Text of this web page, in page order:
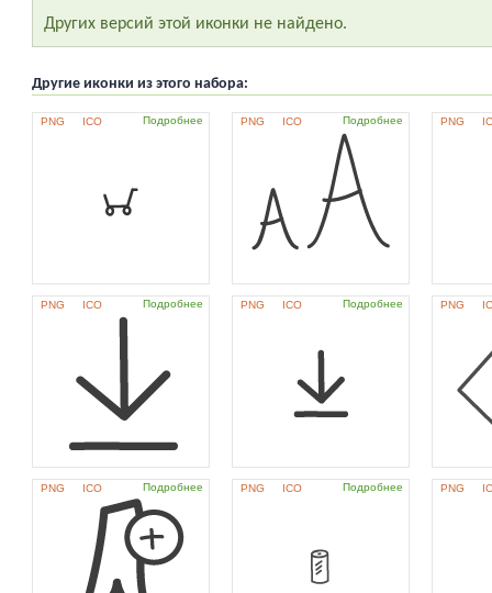
Других версий этой иконки не найдено.
Другие иконки из этого набора:
PNG ICO Подробнее PNG ICO Подробнее PNG
PNG ICO Подробнее PNG ICO Подробнее PNG
PNG ICO Подробнее PNG ICO Подробнее PNG